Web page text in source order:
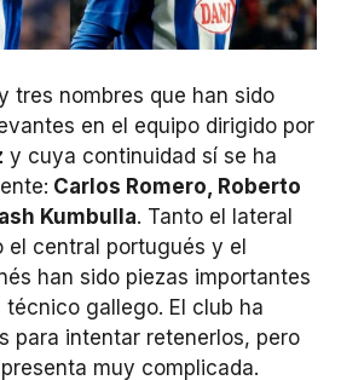
tres nombres que han sido
en el equipo dirigido por
y cuya continuidad sí se ha
Carlos Romero, Roberto
Kumbulla. Tanto el lateral
el central portugués y el
han sido piezas importantes
técnico gallego. El club ha
para intentar retenerlos, pero
muy complicada.